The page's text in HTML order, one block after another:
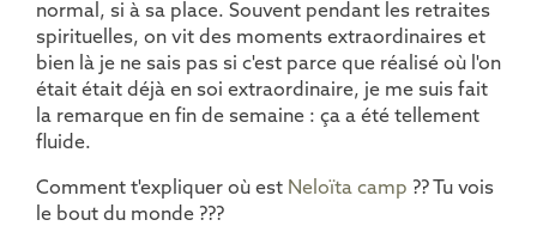
normal, si à sa place. Souvent pendant les retraites
spirituelles, on vit des moments extraordinaires et
bien là je ne sais pas si c'est parce que réalisé où l'on
était était déjà en soi extraordinaire, je me suis fait
la remarque en fin de semaine : ça a été tellement
fluide.
Comment t'expliquer où est Neloïta camp ?? Tu vois
le bout du monde ???